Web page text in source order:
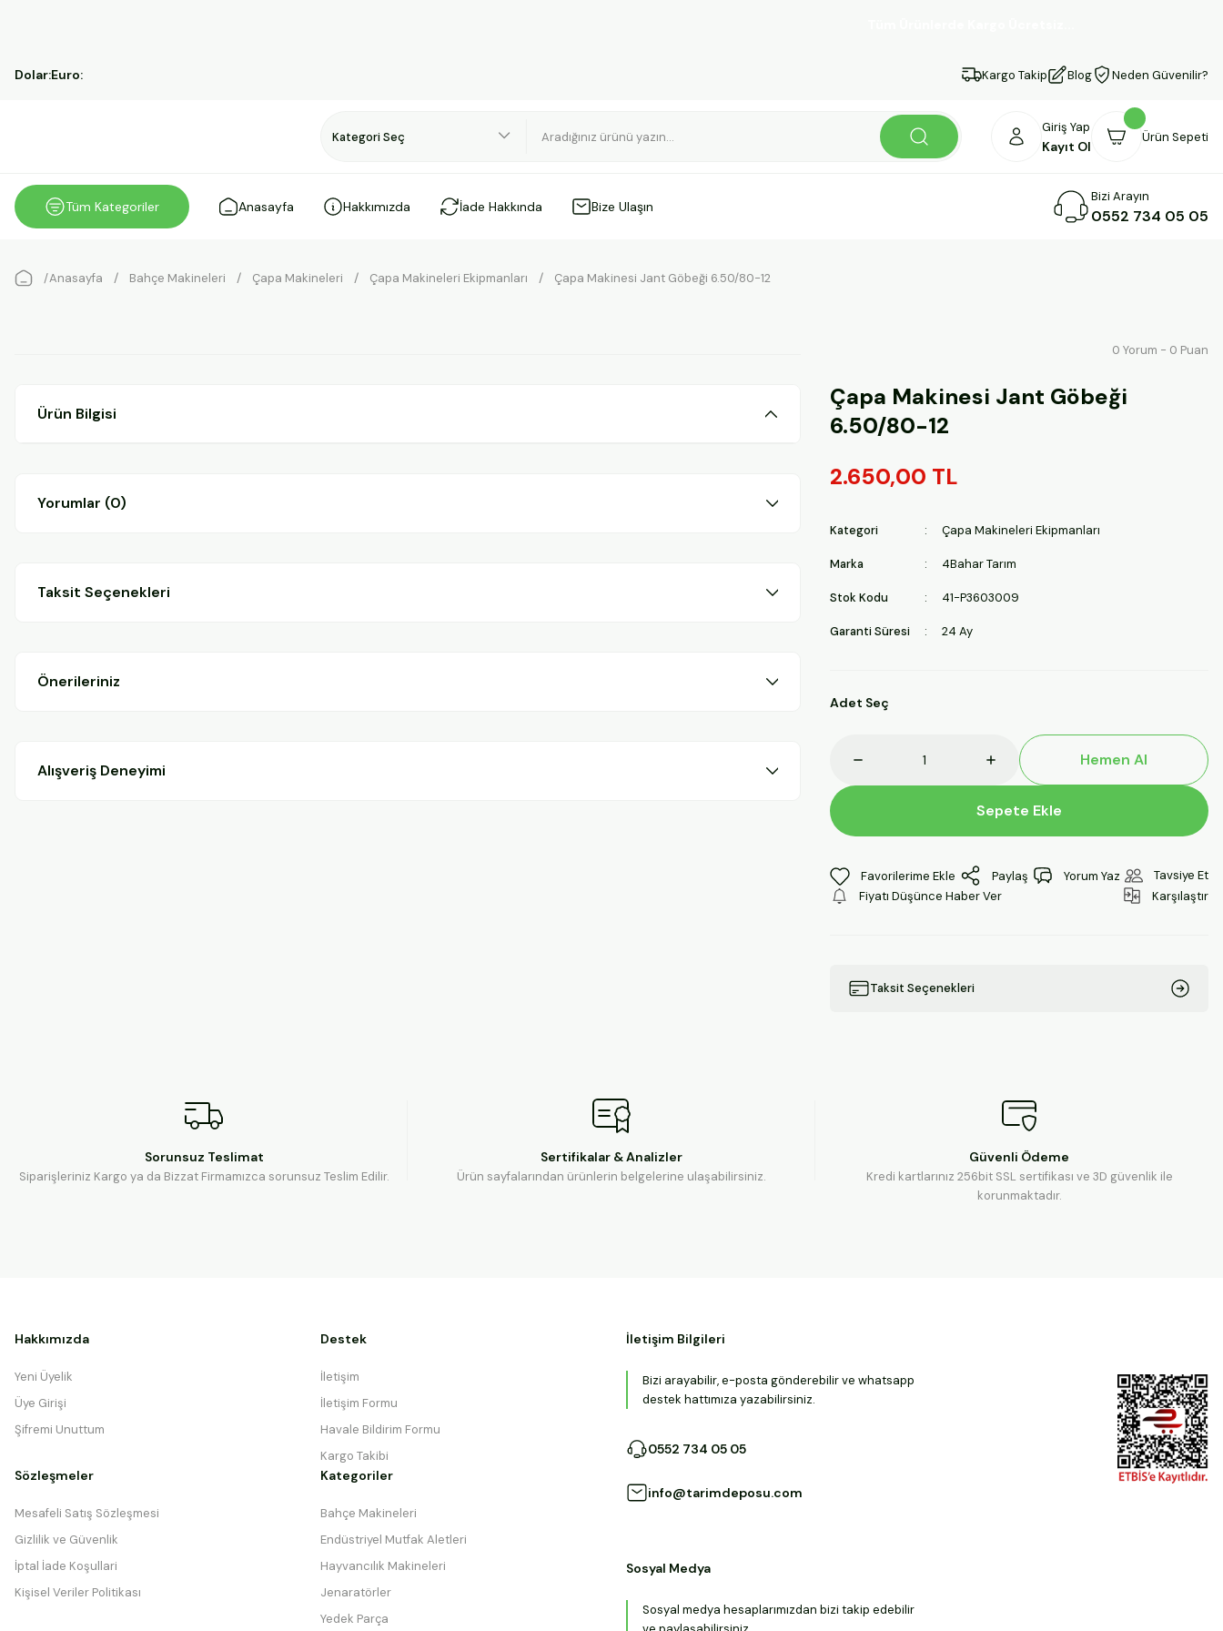
Dolar:Euro: Kargo Takip Blog Neden Güvenilir?
Giriş Yap
Kayıt Ol
Ürün Sepeti
Tüm Kategoriler Anasayfa Hakkımızda İade Hakkında Bize Ulaşın
Bizi Arayın
0552 734 05 05
Anasayfa Bahçe Makineleri Çapa Makineleri Çapa Makineleri Ekipmanları Çapa Makinesi Jant Göbeği 6.50/80-12
Ürün Bilgisi
Yorumlar (0)
Taksit Seçenekleri
Önerileriniz
Alışveriş Deneyimi
0 Yorum - 0 Puan
Çapa Makinesi Jant Göbeği
6.50/80-12
2.650,00 TL
Kategori Çapa Makineleri Ekipmanları
Marka 4Bahar Tarım
Stok Kodu 41-P3603009
Garanti Süresi 24 Ay
Adet Seç
Hemen Al
Sepete Ekle
Paylaş Yorum Yaz
Tavsiye Et
Fiyatı Düşünce Haber Ver
Karşılaştır
Taksit Seçenekleri
Sorunsuz Teslimat
Siparişleriniz Kargo ya da Bizzat Firmamızca sorunsuz Teslim Edilir.
Sertifikalar & Analizler
Ürün sayfalarından ürünlerin belgelerine ulaşabilirsiniz.
Güvenli Ödeme
Kredi kartlarınız 256bit SSL sertifikası ve 3D güvenlik ile
korunmaktadır.
Hakkımızda
Yeni Üyelik
Üye Girişi
Şifremi Unuttum
Destek
İletişim
İletişim Formu
Havale Bildirim Formu
Kargo Takibi
Sözleşmeler
Mesafeli Satış Sözleşmesi
Gizlilik ve Güvenlik
İptal İade Koşullari
Kişisel Veriler Politikası
Kategoriler
Bahçe Makineleri
Endüstriyel Mutfak Aletleri
Hayvancılık Makineleri
Jenaratörler
Yedek Parça
İletişim Bilgileri
Bizi arayabilir, e-posta gönderebilir ve whatsapp
destek hattımıza yazabilirsiniz.
0552 734 05 05
info@tarimdeposu.com
Sosyal Medya
Sosyal medya hesaplarımızdan bizi takip edebilir